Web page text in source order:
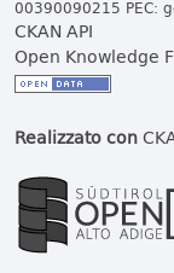
00390090215 PEC:
CKAN API
Open Knowledge
Realizzato con